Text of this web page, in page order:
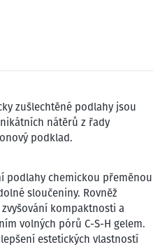
zušlechtěné podlahy jsou
nátěrů z řady
podklad.
podlahy chemickou přeměnou
sloučeniny. Rovněž
kompaktnosti a
volných pórů C-S-H gelem.
estetických vlastností